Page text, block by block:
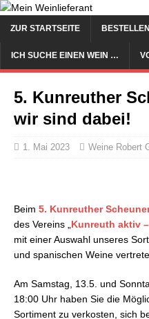
ZUR STARTSEITE BESTELLEN
ICH SUCHE EINEN WEIN …
5. Kunreuther
wir sind dabei!
1. Mai 2023 Weine Robert
Beim 5. Kunreuther
des Vereins „ Kunreuth aktiv
mit einer Auswahl unseres
und spanischen Weine
Am Samstag, 13.5. und
18:00 Uhr haben Sie die
Sortiment zu verkosten, sich